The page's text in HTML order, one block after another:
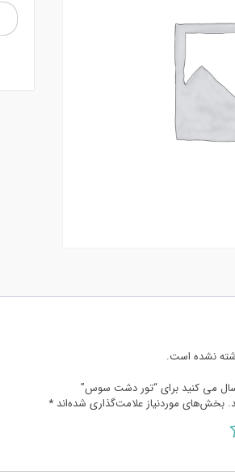
تور
نشده است.
می کنید برای “تور دشت سوس”
بخش‌های موردنیاز علامت‌گذاری شده‌اند *